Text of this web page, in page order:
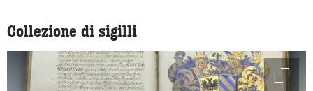
Collezione di sigilli